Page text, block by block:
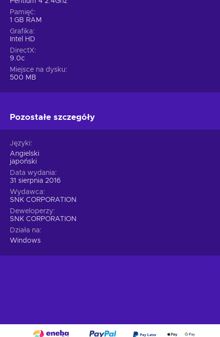
Pamięć
1 GB RAM
Grafika
Intel HD
DirectX
9.0c
Miejsce na dysku
500 MB
Pozostałe szczegóły
Języki
Angielski
japoński
Data wydania
31 sierpnia 2016
Wydawca
SNK CORPORATION
Deweloperzy
SNK CORPORATION
Działa na
Windows